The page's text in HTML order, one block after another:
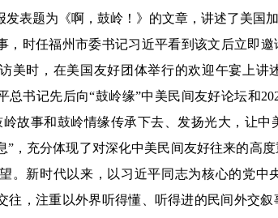
发表题为《啊，鼓岭！》的文章，讲述了美国
，时任福州市委书记习近平看到该文后立即邀
美时，在美国友好团体举行的欢迎午宴上讲
总书记先后向“鼓岭缘”中美民间友好论坛和
故事和鼓岭情缘传承下去、发扬光大，让中
”，充分体现了对深化中美民间友好往来的高
。新时代以来，以习近平同志为核心的党中
往，注重以外界听得懂、听得进的民间外交